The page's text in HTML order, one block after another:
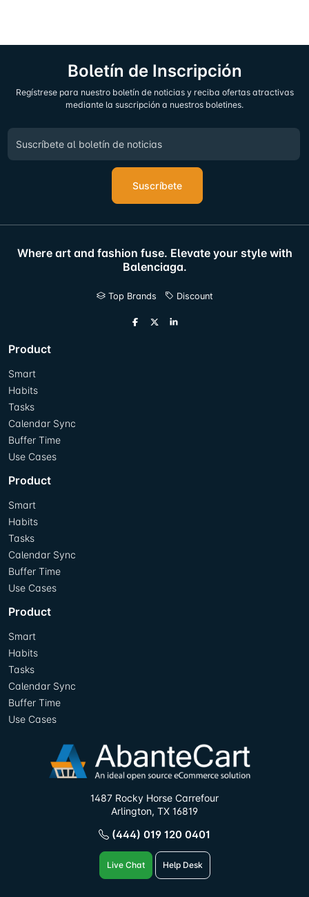
Boletín de Inscripción
Regístrese para nuestro boletín de noticias y reciba ofertas atractivas
mediante la suscripción a nuestros boletines.
Suscríbete
Where art and fashion fuse. Elevate your style with
Balenciaga.
Top Brands Discount
Product
Smart
Habits
Tasks
Calendar Sync
Buffer Time
Use Cases
Product
Smart
Habits
Tasks
Calendar Sync
Buffer Time
Use Cases
Product
Smart
Habits
Tasks
Calendar Sync
Buffer Time
Use Cases
1487 Rocky Horse Carrefour
Arlington, TX 16819
(444) 019 120 0401
Live Chat Help Desk